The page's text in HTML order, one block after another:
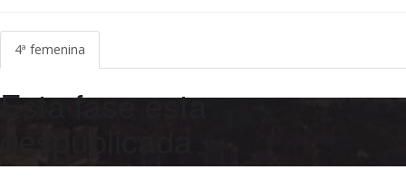
4ª femenina
Esta fase esta